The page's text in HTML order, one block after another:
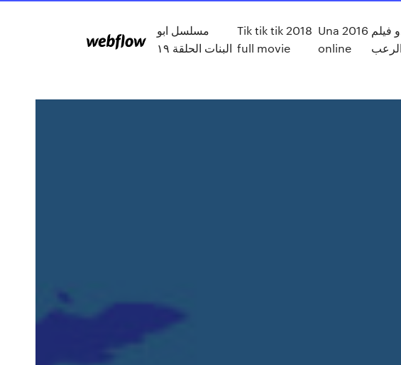
مسلسل ابو
البنات الحلقة ١٩
Tik tik tik 2018
full movie
Una 2016
online
فيلم